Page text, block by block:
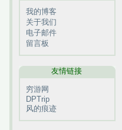
我的博客
关于我们
电子邮件
留言板
友情链接
穷游网
DPTrip
风的痕迹